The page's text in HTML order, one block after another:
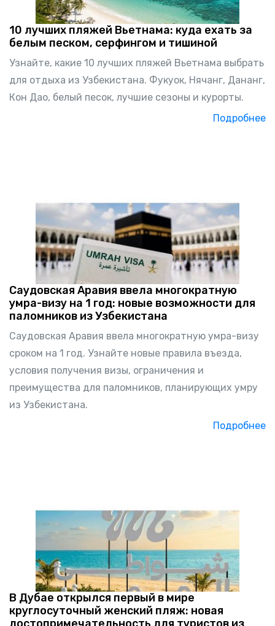
10 лучших пляжей Вьетнама: куда ехать за
белым песком, серфингом и тишиной
Узнайте, какие 10 лучших пляжей Вьетнама выбрать
для отдыха из Узбекистана. Фукуок, Нячанг, Дананг,
Кон Дао, белый песок, лучшие сезоны и курорты.
Подробнее
Саудовская Аравия ввела многократную
умра-визу на 1 год: новые возможности для
паломников из Узбекистана
Саудовская Аравия ввела многократную умра-визу
сроком на 1 год. Узнайте новые правила въезда,
условия получения визы, ограничения и
преимущества для паломников, планирующих умру
из Узбекистана.
Подробнее
В Дубае открылся первый в мире
круглосуточный женский пляж: новая